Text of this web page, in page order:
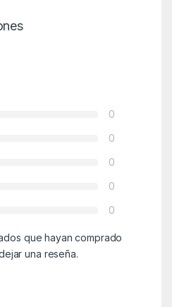
0
0
0
0
0
que hayan comprado
una reseña.